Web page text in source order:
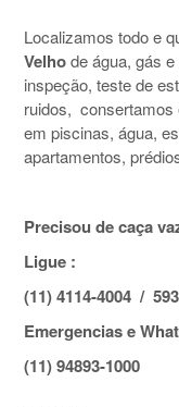
Localizamos todo e
Velhode água, gás
inspeção, teste de
ruidos, consertamos
em piscinas, água,
apartamentos,
Precisou de caça
Ligue :
(11) 4114-4004 /
Emergencias e
(11) 94893-1000